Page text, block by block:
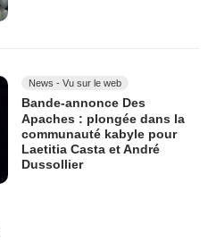
News - Vu sur le web
Bande-annonce Des
Apaches : plongée dans la
communauté kabyle pour
Laetitia Casta et André
Dussollier